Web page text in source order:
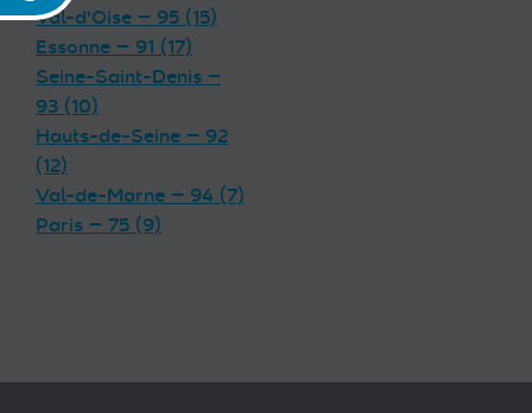
Val-d'Oise — 95 (15)
Essonne — 91 (17)
Seine-Saint-Denis —
93 (10)
Hauts-de-Seine — 92
(12)
Val-de-Marne — 94 (7)
Paris — 75 (9)